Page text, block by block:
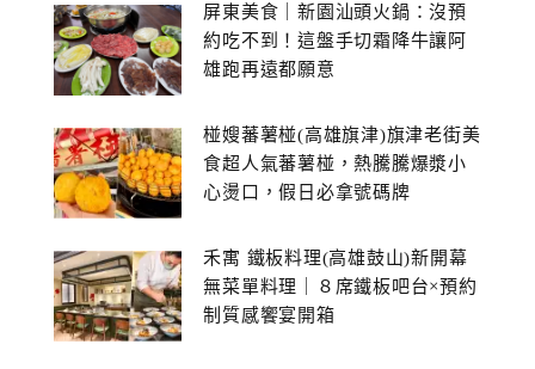
屏東美食｜新園汕頭火鍋：沒預
約吃不到！這盤手切霜降牛讓阿
雄跑再遠都願意
椪嫂蕃薯椪(高雄旗津)旗津老街美
食超人氣蕃薯椪，熱騰騰爆漿小
心燙口，假日必拿號碼牌
禾寓 鐵板料理(高雄鼓山)新開幕
無菜單料理｜８席鐵板吧台×預約
制質感饗宴開箱